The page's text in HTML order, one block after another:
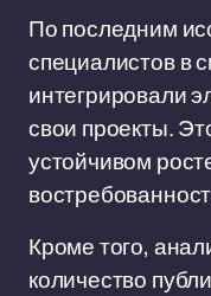
По последним
специалистов в
интегрировали
свои проекты.
устойчивом
Кроме того,
количество